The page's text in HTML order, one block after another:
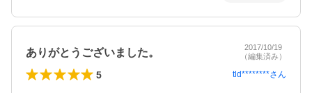
ありがとうございました。
2017/10/19
（編集済み）
5 tld********さん